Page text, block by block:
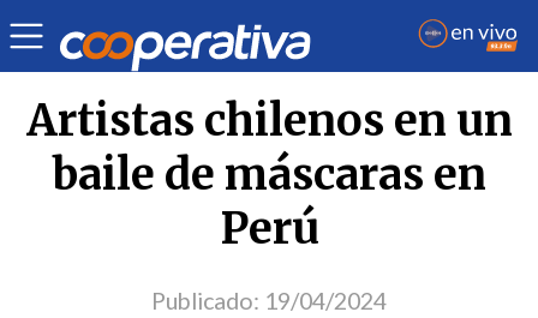
Opinión | Rodrigo Quintana
Artistas chilenos en un
baile de máscaras en
Perú
Publicado: 19/04/2024